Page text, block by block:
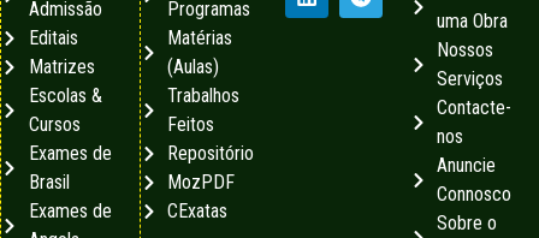
uma Obra
Nossos
Serviços
Contacte-
nos
Anuncie
Connosco
Sobre o
Admissão
Editais
Matrizes
Escolas &
Cursos
Exames de
Brasil
Exames de
Programas
Matérias
(Aulas)
Trabalhos
Feitos
Repositório
MozPDF
CExatas